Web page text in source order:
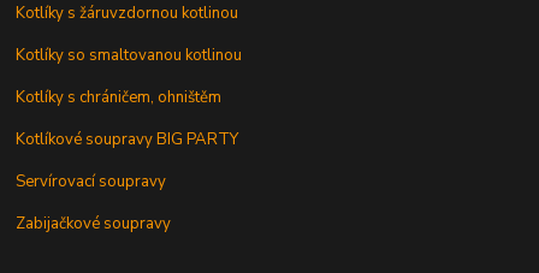
Kotlíky s žáruvzdornou kotlinou
Kotlíky so smaltovanou kotlinou
Kotlíky s chráničem, ohništěm
Kotlíkové soupravy BIG PARTY
Servírovací soupravy
Zabijačkové soupravy